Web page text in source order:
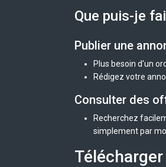
Que puis-je
Publier une
Plus besoin d'un
Rédigez votre
Consulter des
Recherchez
simplement par
Télécharger